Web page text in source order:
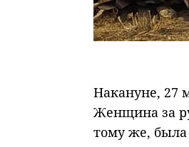
Накануне, 27
Женщина за
тому же, была